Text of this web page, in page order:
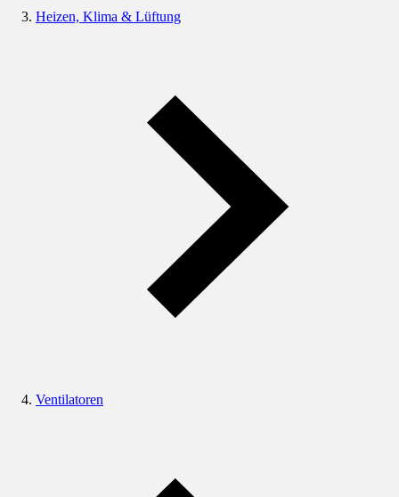
Heizen, Klima & Lüftung
Ventilatoren